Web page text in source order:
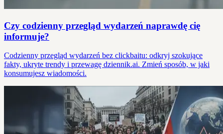
Czy codzienny przegląd wydarzeń naprawdę cię
informuje?
Codzienny przegląd wydarzeń bez clickbaitu: odkryj szokujące
fakty, ukryte trendy i przewagę dziennik.ai. Zmień sposób, w jaki
konsumujesz wiadomości.